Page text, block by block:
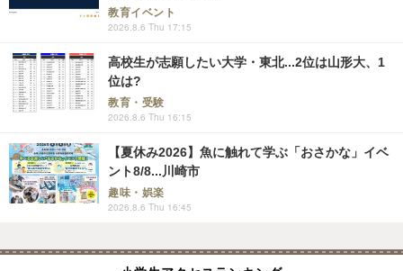
教育イベント
2026.8.6 Thu 17:15
高校生が志願したい大学・東北...2位は山形大、1
位は?
教育・受験
2026.8.6 Thu 16:15
【夏休み2026】魚に触れて学ぶ「おさかな」イベ
ント8/8...川崎市
趣味・娯楽
2026.8.6 Thu 16:45